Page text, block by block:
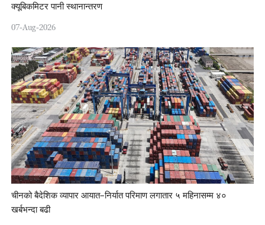
क्यूबिकमिटर पानी स्थानान्तरण
07-Aug-2026
चीनको बैदेशिक व्यापार आयात–निर्यात परिमाण लगातार ५ महिनासम्म ४०
खर्बभन्दा बढी